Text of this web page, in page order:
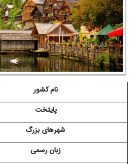
نام کشور
پایتخت
شهرهای بزرگ
زبان رسمی